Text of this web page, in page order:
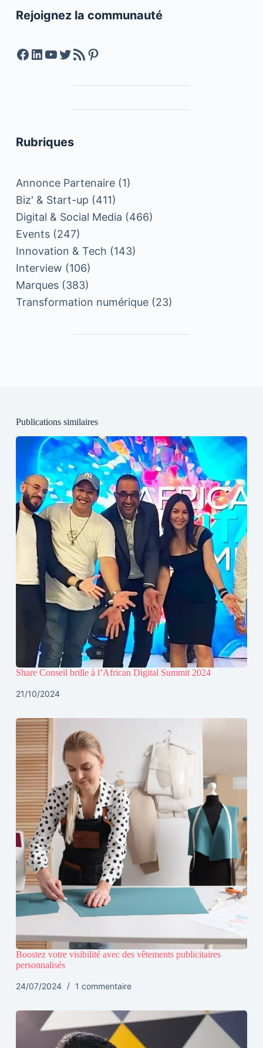
Rejoignez la communauté
Facebook
LinkedIn
YouTube
Twitter
Feed RSSPinterest
Rubriques
Annonce Partenaire(1)
Biz' & Start-up (411)
Digital & Social Media (466)
Events(247)
Innovation & Tech (143)
Interview (106)
Marques(383)
Transformation numérique(23)
Publications similaires
Share Conseil brille à l’African Digital Summit 2024
21/10/2024
Boostez votre visibilité avec des vêtements publicitaires
personnalisés
24/07/2024 1 commentaire